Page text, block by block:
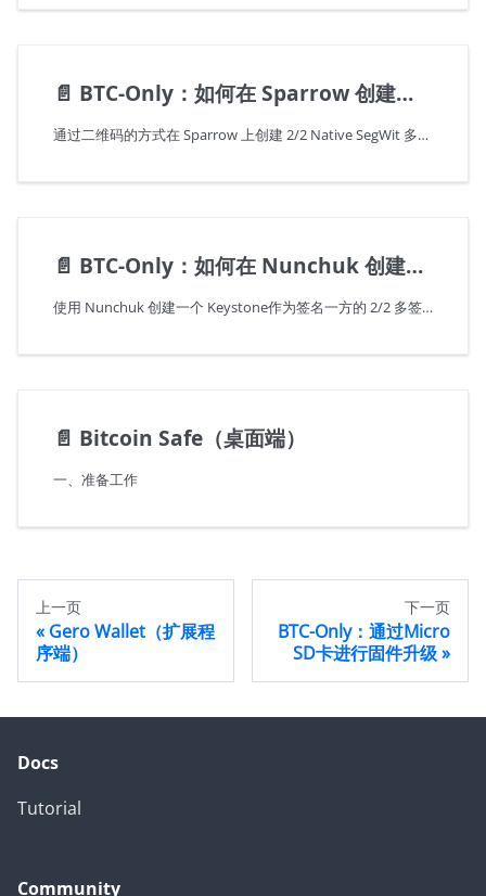
📄️ BTC-Only：如何在 Sparrow 创建一个 2/2 Native Segwit 多签钱包
通过二维码的方式在 Sparrow 上创建 2/2 Native SegWit 多签钱包。准备好您的 Keystone 和 Coldcard 钱包，然后按照步骤创建多重签名钱包，导入扩展公钥并完成设置。通过 Sparrow、Keystone 或 Coldcard 接收 BTC，并通过 Sparrow 发送 BTC，在 Sparrow 上广播之前使用 Keystone 或 Coldcard 签名。
📄️ BTC-Only：如何在 Nunchuk 创建一个多签钱包
使用 Nunchuk 创建一个 Keystone作为签名一方的 2/2 多签钱包，Nunchuk是仅限 Keystone 3 Pro的BTC-Only固件版本交互的软件钱包。 了解设置和管理多签钱包的步骤，确保增强的安全性和灵活性。
📄️ Bitcoin Safe（桌面端）
一、准备工作
上一页
Gero Wallet（扩展程
序端）
下一页
BTC-Only：通过Micro
SD卡进行固件升级
Docs
Tutorial
Community